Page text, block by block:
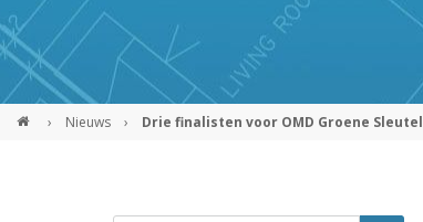
› Nieuws › Drie finalisten voor OMD Groene Sleutel